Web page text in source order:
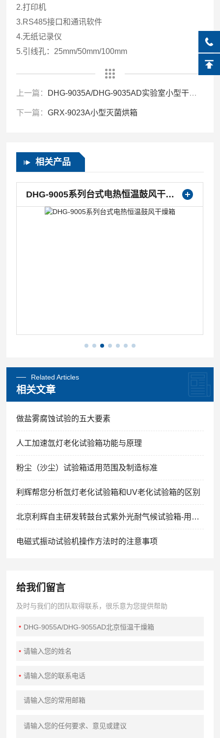
2.打印机
3.RS485接口和通讯软件
4.无纸记录仪
5.引线孔：25mm/50mm/100mm
上一篇： DHG-9035A/DHG-9035AD实验室小型干燥箱
下一篇：GRX-9023A小型灭菌烘箱
相关产品
DHG-9005系列台式电热恒温鼓风干燥箱
Related Articles
相关文章
做盐雾腐蚀试验的五大要素
人工加速氙灯老化试验箱功能与原理
粉尘（沙尘）试验箱适用范围及制造标准
利辉帮您分析氙灯老化试验箱和UV老化试验箱的区别
北京利辉自主研发转鼓台式紫外光耐气候试验箱-用途及原理
电磁式振动试验机操作方法时的注意事项
给我们留言
及时与我们的团队取得联系，很乐意为您提供帮助